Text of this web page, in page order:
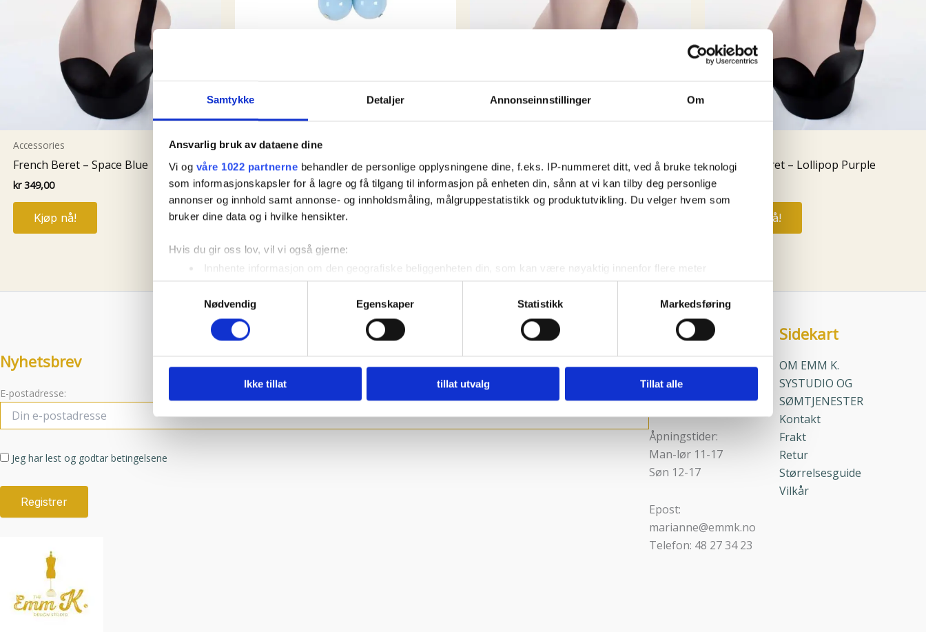
Samtykke Detaljer Annonseinnstillinger Om
Ansvarlig bruk av dataene dine
Vi og våre 1022 partnerne behandler de personlige opplysningene dine, f.eks. IP-nummeret ditt, ved å bruke teknologi
som informasjonskapsler for å lagre og få tilgang til informasjon på enheten din, sånn at vi kan tilby deg personlige
annonser og innhold samt annonse- og innholdsmåling, målgruppestatistikk og produktutvikling. Du velger hvem som
bruker dine data og i hvilke hensikter.
Hvis du gir oss lov, vil vi også gjerne:
Innhente informasjon om den geografiske beliggenheten din, som kan være nøyaktig innenfor flere meter
Identifisere enheten din ved å aktivt skanne den for bestemte karakteristikker (fingeravtrykk)
mer infokan du lese om hvordan dine personlige data behandles og hvordan du kan velge hvordan de skal brukes.
Du kan hele tiden endre eller trekke tilbake ditt samtykke fra erklæringen om informasjonskapsler.
Vi bruker informasjonskapsler for å gi innhold og annonser et personlig preg, for å levere sosiale mediefunksjoner og for å
analysere trafikken vår. Vi deler dessuten informasjon om hvordan du bruker nettstedet vårt, med partnerne våre innen
sosiale medier, annonsering og analysearbeid, som kan kombinere den med annen informasjon du har gjort tilgjengelig for
dem, eller som de har samlet inn gjennom din bruk av tjenestene deres.
Samtykkevalg
Nødvendig
Egenskaper Statistikk Markedsføring
Ikke tillat tillat utvalg Tillat alle
Accessories
French Beret – Space Blue
kr349,00
Kjøp nå!
kr 199,00
Kjøp nå!
French Beret – Golden Curry
kr349,00
French Beret – Lollipop Purple
Kjøp nå!
Nyhetsbrev
E-postadresse:
Jeg har lest og godtar betingelsene
Kontaktinfo
Adresse:
Kirkegaten 28 A
1632 Gamle Fredrikstad
Åpningstider:
Man-lør 11-17
Søn 12-17
Epost:
marianne@emmk.no
Telefon: 48 27 34 23
Sidekart
OM EMM K.
SYSTUDIO OG
SØMTJENESTER
Kontakt
Frakt
Retur
Størrelsesguide
Vilkår